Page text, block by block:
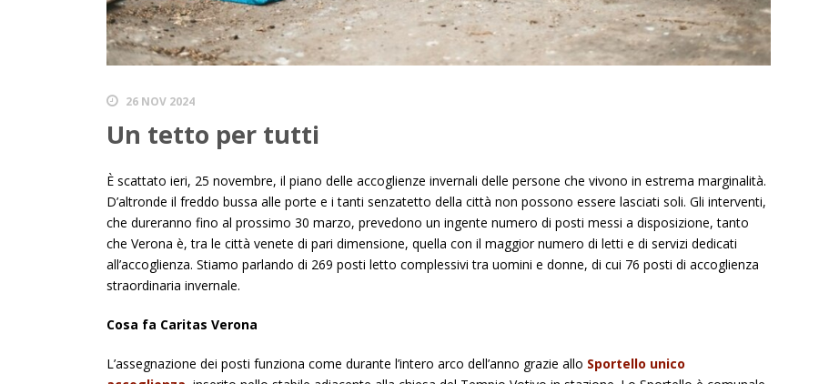
26 NOV 2024
Un tetto per tutti
È scattato ieri, 25 novembre, il piano delle accoglienze invernali delle persone che vivono in estrema marginalità.
D’altronde il freddo bussa alle porte e i tanti senzatetto della città non possono essere lasciati soli. Gli interventi,
che dureranno fino al prossimo 30 marzo, prevedono un ingente numero di posti messi a disposizione, tanto
che Verona è, tra le città venete di pari dimensione, quella con il maggior numero di letti e di servizi dedicati
all’accoglienza. Stiamo parlando di 269 posti letto complessivi tra uomini e donne, di cui 76 posti di accoglienza
straordinaria invernale.
Cosa fa Caritas Verona
L’assegnazione dei posti funziona come durante l’intero arco dell’anno grazie allo Sportello unico